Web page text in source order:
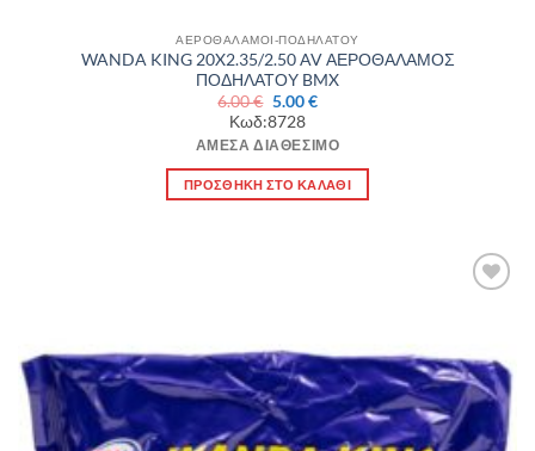
ΑΕΡΟΘΑΛΑΜΟΙ-ΠΟΔΗΛΑΤΟΥ
WANDA KING 20X2.35/2.50 AV ΑΕΡΟΘΑΛΑΜΟΣ
ΠΟΔΗΛΑΤΟΥ BMX
6.00€ Original
price
was:
6.00 €.
5.00€Η
είναι:
Κωδ:8728
ΆΜΕΣΑ ΔΙΑΘΈΣΙΜΟ
ΠΡΟΣΘΉΚΗ ΣΤΟ ΚΑΛΆΘΙ